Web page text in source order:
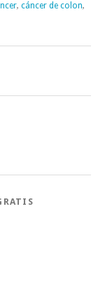
, cáncer de colon,